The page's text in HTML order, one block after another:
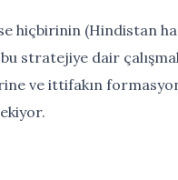
hiçbirinin (Hindistan
stratejiye dair
ve ittifakın